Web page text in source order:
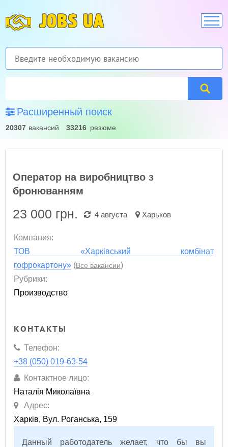
JOBS UA
Расширенный поиск
20307 вакансий 33216 резюме
Оператор на виробництво з
бронюванням
23 000 грн. 4 августа Харьков
Компания:
ТОВ «Харківський комбінат
гофрокартону» (Все вакансии)
Рубрики:
Производство
КОНТАКТЫ
Телефон:
+38 (050) 019-63-54
Контактное лицо:
Наталія Миколаївна
Адрес:
Харків, Вул. Роганська, 159
Данный работодатель желает, что бы вы